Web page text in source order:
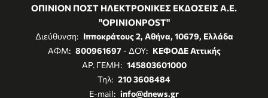
ΟΠΙΝΙΟΝ ΠΟΣΤ ΗΛΕΚΤΡΟΝΙΚΕΣ ΕΚΔΟΣΕΙΣ Α.Ε.
"OPINIONPOST"
Διεύθυνση: Ιπποκράτους 2, Αθήνα, 10679, Ελλάδα
ΑΦΜ: 800961697- ΔΟΥ: ΚΕΦΟΔΕ Αττικής
ΑΡ. ΓΕΜΗ: 145803601000
Τηλ: 210 3608484
E-mail: info@dnews.gr